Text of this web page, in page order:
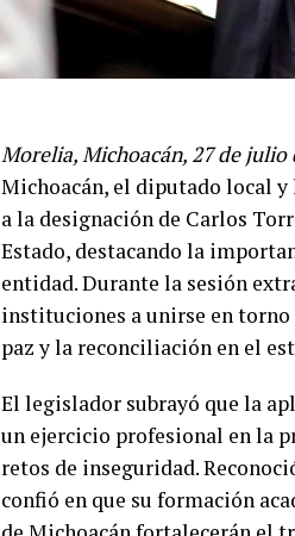
Morelia, Michoacán, 27 de julio
Michoacán, el diputado local y
a la designación de Carlos
Estado, destacando la
entidad. Durante la sesión
instituciones a unirse en
paz y la reconciliación en el
El legislador subrayó que la
un ejercicio profesional en la
retos de inseguridad.
confió en que su formación